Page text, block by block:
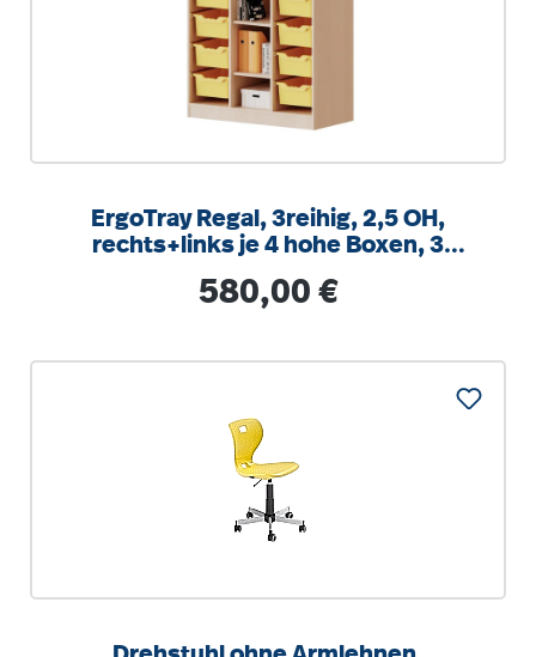
ErgoTray Regal, 3reihig, 2,5 OH,
rechts+links je 4 hohe Boxen, 3
B/H/T104,5x100x40cm
Regulärer Preis:
580,00 €